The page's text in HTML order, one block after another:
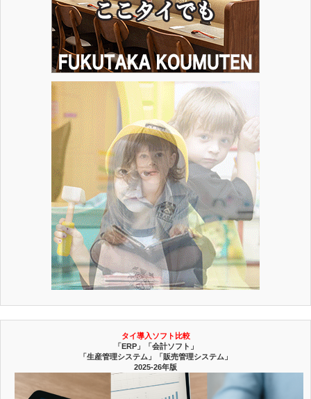
タイ導入ソフト比較
「ERP」「会計ソフト」
「生産管理システム」「販売管理システム」
2025-26年版